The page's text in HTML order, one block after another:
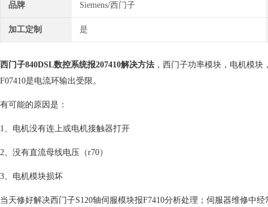
品牌 Siemens/西门子
加工定制 是
西门子840DSL数控系统报207410解决方法 ，西门子功率模块，电机模块
F07410是电流环输出受限。
有可能的原因是：
1、电机没有连上或电机接触器打开
2、没有直流母线电压（r70）
3、电机模块损坏
当天修好解决西门子S120轴伺服模块报F7410分析处理；伺服器维修中